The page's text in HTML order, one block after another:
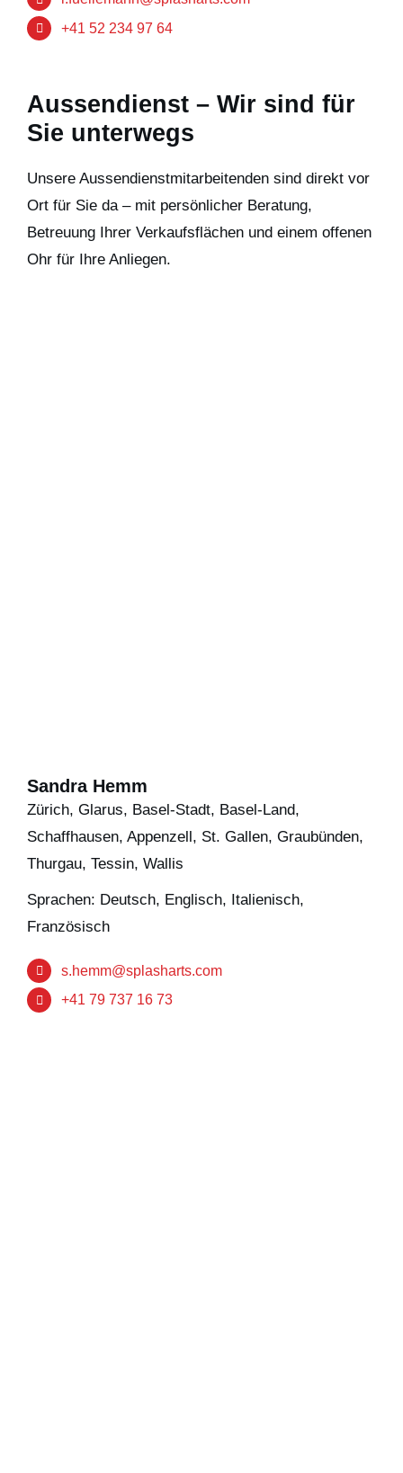
+41 52 234 97 64
Aussendienst – Wir sind für
Sie unterwegs
Unsere Aussendienstmitarbeitenden sind direkt vor
Ort für Sie da – mit persönlicher Beratung,
Betreuung Ihrer Verkaufsflächen und einem offenen
Ohr für Ihre Anliegen.
Sandra Hemm
Zürich, Glarus, Basel-Stadt, Basel-Land,
Schaffhausen, Appenzell, St. Gallen, Graubünden,
Thurgau, Tessin, Wallis
Sprachen: Deutsch, Englisch, Italienisch,
Französisch
s.hemm@splasharts.com
+41 79 737 16 73